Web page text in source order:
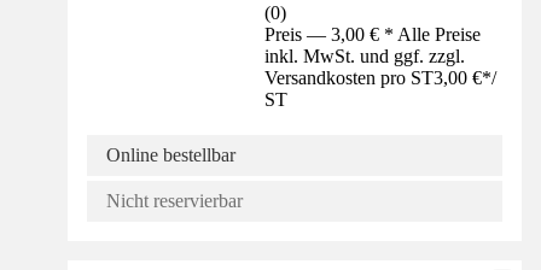
(0)
Preis — 3,00 € * Alle Preise
inkl. MwSt. und ggf. zzgl.
Versandkosten pro ST3,00 €*/
ST
Online bestellbar
Nicht reservierbar